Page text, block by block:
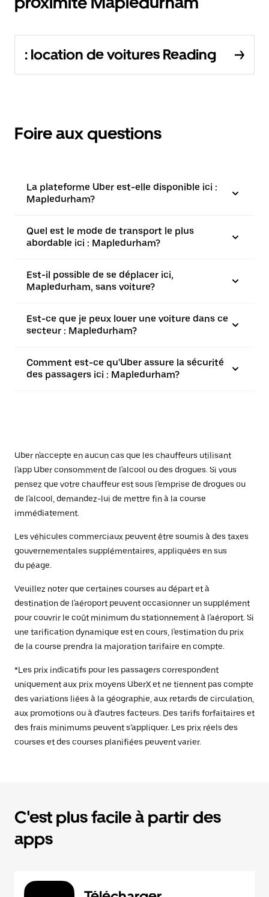
: location de voitures Reading
Foire aux questions
La plateforme Uber est-elle disponible ici :
Mapledurham?
Quel est le mode de transport le plus
abordable ici : Mapledurham?
Est-il possible de se déplacer ici,
Mapledurham, sans voiture?
Est-ce que je peux louer une voiture dans ce
secteur : Mapledurham?
Comment est-ce qu'Uber assure la sécurité
des passagers ici : Mapledurham?
Uber n'accepte en aucun cas que les chauffeurs utilisant
l'app Uber consomment de l'alcool ou des drogues. Si vous
pensez que votre chauffeur est sous l'emprise de drogues ou
de l'alcool, demandez-lui de mettre fin à la course
immédiatement.
Les véhicules commerciaux peuvent être soumis à des taxes
gouvernementales supplémentaires, appliquées en sus
du péage.
Veuillez noter que certaines courses au départ et à
destination de l'aéroport peuvent occasionner un supplément
pour couvrir le coût minimum du stationnement à l'aéroport. Si
une tarification dynamique est en cours, l'estimation du prix
de la course prendra la majoration tarifaire en compte.
*Les prix indicatifs pour les passagers correspondent
uniquement aux prix moyens UberX et ne tiennent pas compte
des variations liées à la géographie, aux retards de circulation,
aux promotions ou à d’autres facteurs. Des tarifs forfaitaires et
des frais minimums peuvent s’appliquer. Les prix réels des
courses et des courses planifiées peuvent varier.
C'est plus facile à partir des
apps